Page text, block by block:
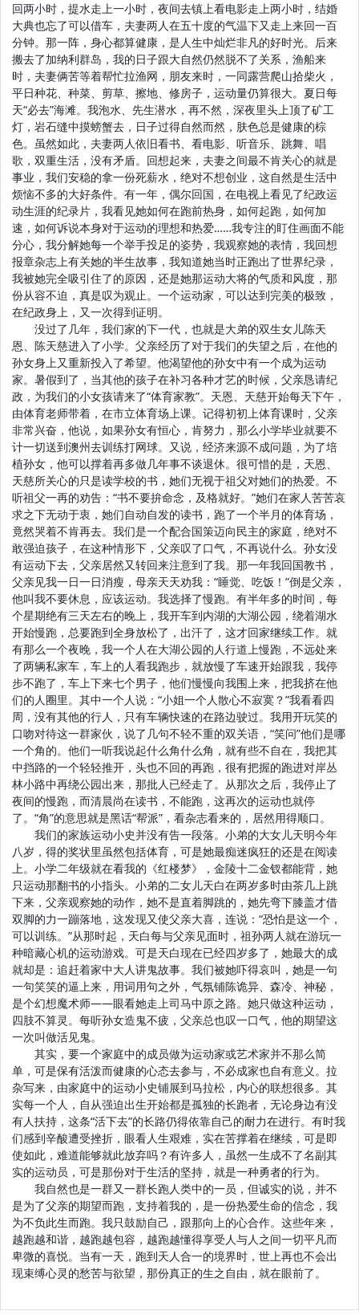
回两小时，提水走上一小时，夜间去镇上看电影走上两小时，结婚
大典也忘了可以借车，夫妻两人在五十度的气温下又走上来回一百
分钟。那一阵，身心都算健康，是人生中灿烂非凡的好时光。后来
搬去了加纳利群岛，我的日子跟大自然仍然脱不了关系，渔船来
时，夫妻俩苦等着帮忙拉渔网，朋友来时，一同露营爬山拾柴火，
平日种花、种菜、剪草、擦地、修房子，运动量仍算很大。夏日每
天“必去”海滩。我泡水、先生潜水，再不然，深夜里头上顶了矿工
灯，岩石缝中摸螃蟹去，日子过得自然而然，肤色总是健康的棕
色。虽然如此，夫妻两人依旧看书、看电影、听音乐、跳舞、唱
歌，双重生活，没有矛盾。回想起来，夫妻之间最不肯关心的就是
事业，我们安稳的拿一份死薪水，绝对不想创业，这自然是生活中
烦恼不多的大好条件。有一年，偶尔回国，在电视上看见了纪政运
动生涯的纪录片，我看见她如何在跑前热身，如何起跑，如何加
速，如何诉说本身对于运动的理想和热爱……我专注的盯住画面不能
分心，我分解她每一个举手投足的姿势，我观察她的表情，我回想
报章杂志上有关她的半生故事，我知道她当时正跑出了世界纪录，
我被她完全吸引住了的原因，还是她那运动大将的气质和风度，那
份从容不迫，真是叹为观止。一个运动家，可以达到完美的极致，
在纪政身上，又一次得到证明。
没过了几年，我们家的下一代，也就是大弟的双生女儿陈天
恩、陈天慈进入了小学。父亲经历了对于我们的失望之后，在他的
孙女身上又重新投入了希望。他渴望他的孙女中有一个成为运动
家。暑假到了，当其他的孩子在补习各种才艺的时候，父亲恳请纪
政，为我们的小女孩请来了“体育家教”。天恩、天慈开始每天下午，
由体育老师带着，在市立体育场上课。记得初初上体育课时，父亲
非常兴奋，他说，如果孙女有恒心，肯努力，那么小学毕业就要不
计一切送到澳州去训练打网球。又说，经济来源不成问题，为了培
植孙女，他可以撑着再多做几年事不谈退休。很可惜的是，天恩、
天慈所关心的只是读学校的书，她们无视于祖父对她们的热爱。不
听祖父一再的劝告：“书不要拚命念，及格就好。”她们在家人苦苦哀
求之下无动于衷，她们自动自发的读书，跑了一个半月的体育场，
竟然哭着不肯再去。我们是一个配合国策迈向民主的家庭，绝对不
敢强迫孩子，在这种情形下，父亲叹了口气，不再说什么。孙女没
有运动下去，父亲居然又转回来注意到了我。那一年我回国教书，
父亲见我一日一日消瘦，母亲天天劝我：“睡觉、吃饭！”倒是父亲，
他叫我不要休息，应该运动。我选择了慢跑。有半年多的时间，每
个星期绝有三天左右的晚上，我开车到内湖的大湖公园，绕着湖水
开始慢跑，总要跑到全身放松了，出汗了，这才回家继续工作。就
有那么一个夜晚，我一个人在大湖公园的人行道上慢跑，不远处来
了两辆私家车，车上的人看我跑步，就放慢了车速开始跟我，我停
步不跑了，车上下来七个男子，他们慢慢向我围上来，把我挤在他
们的人圈里。其中一个人说：“小姐一个人散心不寂寞？”我看看四
周，没有其他的行人，只有车辆快速的在路边驶过。我用开玩笑的
口吻对待这一群家伙，说了几句不轻不重的双关语，“笑问”他们是哪
一个角的。他们一听我说起什么角什么角，就有些不自在，我把其
中挡路的一个轻轻推开，头也不回的再跑，很有把握的跑进对岸丛
林小路中再绕公园出来，那批人已经走了。从那次之后，我停止了
夜间的慢跑，而清晨尚在读书，不能跑，这再次的运动也就停
了。“角”的意思就是黑话“帮派”，看杂志看来的，居然用得顺口。
我们的家族运动小史并没有告一段落。小弟的大女儿天明今年
八岁，得的奖状里虽然包括体育，可是她最痴迷疯狂的还是在阅读
上。小学二年级就在看我的《红楼梦》，金陵十二金钗都能背，她
只运动那翻书的小指头。小弟的二女儿天白在两岁多时由茶几上跳
下来，父亲观察她的动作，她不是直着脚跳的，她先弯下膝盖才借
双脚的力一蹦落地，这发现又使父亲大喜，连说：“恐怕是这一个，
可以训练。”从那时起，天白每与父亲见面时，祖孙两人就在游玩一
种暗藏心机的运动游戏。可是天白现在已经四岁多了，她最大的成
就却是：追赶着家中大人讲鬼故事。我们被她吓得哀叫，她是一句
一句笑笑的逼上来，用词用句之外，气氛铺陈诡异、森冷、神秘，
是个幻想魔术师——眼看她走上司马中原之路。她只做这种运动，
四肢不算灵。每听孙女造鬼不疲，父亲总也叹一口气，他的期望这
一次叫做活见鬼。
其实，要一个家庭中的成员做为运动家或艺术家并不那么简
单，可是保有活泼而健康的心态去参与，不必成家也自有意义。拉
杂写来，由家庭中的运动小史铺展到马拉松，内心的联想很多。其
实每一个人，自从强迫出生开始都是孤独的长跑者，无论身边有没
有人扶持，这条“活下去”的长路仍得依靠自己的耐力在进行。有时我
们感到辛酸遭受挫折，眼看人生艰难，实在苦撑着在继续，可是即
使如此，难道能够就此放弃吗？有许多人，虽然一生成不了名副其
实的运动员，可是那份对于生活的坚持，就是一种勇者的行为。
我自然也是一群又一群长跑人类中的一员，但诚实的说，并不
是为了父亲的期望而跑，支持着我的，是一份热爱生命的信念，我
为不负此生而跑。我只鼓励自己，跟那向上的心合作。这些年来，
越跑越和谐，越跑越包容，越跑越懂得享受人与人之间一切平凡而
卑微的喜悦。当有一天，跑到天人合一的境界时，世上再也不会出
现束缚心灵的愁苦与欲望，那份真正的生之自由，就在眼前了。